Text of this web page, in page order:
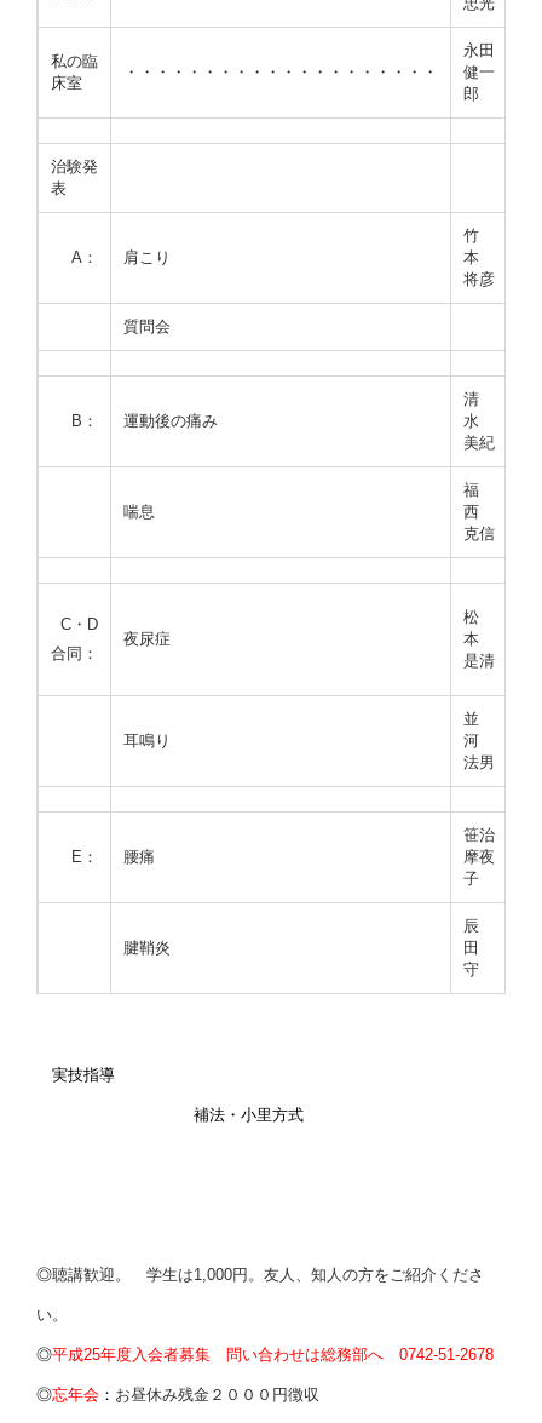
私の臨
床室
・・・・・・・・・・・・・・・・・・・・
永田
健一
郎
治験発
表
A： 肩こり
竹
本
将彦
質問会
B： 運動後の痛み
清
水
美紀
喘息
福
西
克信
C・D
合同：
夜尿症
松
本
是清
耳鳴り
並
河
法男
E： 腰痛
笹治
摩夜
子
腱鞘炎
辰
田
守
実技指導
補法・小里方式
◎聴講歓迎。 学生は1,000円。友人、知人の方をご紹介くださ
い。
◎平成25年度入会者募集 問い合わせは総務部へ 0742-51-2678
◎忘年会 ： お昼休み残金２０００円徴収